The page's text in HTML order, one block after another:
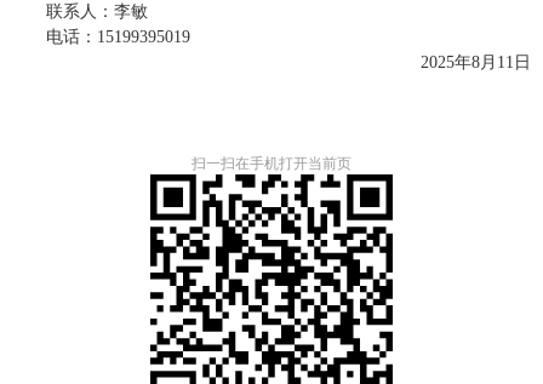
联系人： 李敏
电话： 15199395019
2025年8月 11 日
扫一扫在手机打开当前页